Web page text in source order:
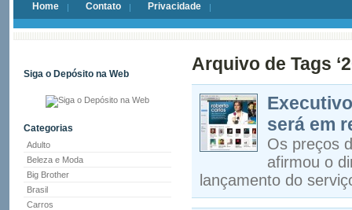
Home Contato Privacidade
Siga o Depósito na Web
Categorias
Adulto
Beleza e Moda
Big Brother
Brasil
Carros
Arquivo de Tags
será em
Os preços
afirmou o
lançamento do